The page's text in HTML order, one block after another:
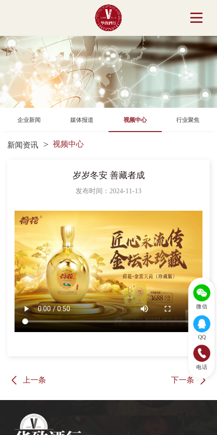
企业新闻 媒体报道 视频中心 行业聚焦
新闻资讯 视频中心
岁岁冬安 善藏者成
发布时间：2024-11-13
上一条 下一条
微信
QQ
电话